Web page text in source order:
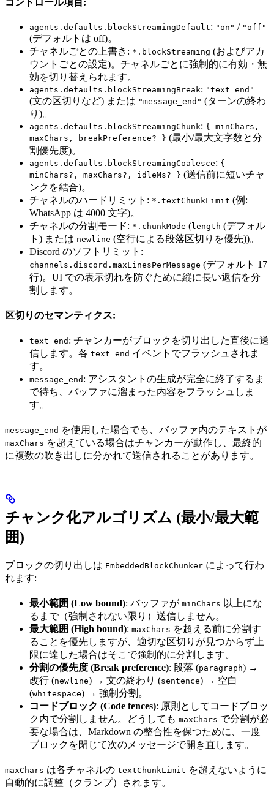
agents.defaults.blockStreamingDefault: "on" / "off"
(デフォルトは off)。
チャネルごとの上書き: *.blockStreaming (およびアカ
ウントごとの設定)。チャネルごとに強制的に有効・無
効を切り替えられます。
agents.defaults.blockStreamingBreak: "text_end"
(文の区切りなど) または "message_end" (ターンの終わ
り)。
agents.defaults.blockStreamingChunk: { minChars,
maxChars, breakPreference? } (最小/最大文字数と分
割優先度)。
agents.defaults.blockStreamingCoalesce: {
minChars?, maxChars?, idleMs? } (送信前に短いチャ
ンクを結合)。
チャネルのハードリミット: *.textChunkLimit (例:
WhatsApp は 4000 文字)。
チャネルの分割モード: *.chunkMode (length (デフォル
ト) または newline (空行による段落区切りを優先))。
Discord のソフトリミット:
channels.discord.maxLinesPerMessage (デフォルト 17
行)。UI での表示切れを防ぐために縦に長い返信を分
割します。
区切りのセマンティクス:
text_end : チャンカーがブロックを切り出した直後に送
信します。各 text_end イベントでフラッシュされま
す。
message_end : アシスタントの生成が完全に終了するま
で待ち、バッファに溜まった内容をフラッシュしま
す。
message_end を使用した場合でも、バッファ内のテキストが
maxChars を超えている場合はチャンカーが動作し、最終的
に複数の吹き出しに分かれて送信されることがあります。
チャンク化アルゴリズム (最小/最大範
囲)
ブロックの切り出しは EmbeddedBlockChunker によって行わ
れます:
最小範囲 (Low bound): バッファが minChars 以上にな
るまで（強制されない限り）送信しません。
最大範囲 (High bound): maxChars を超える前に分割す
ることを優先しますが、適切な区切りが見つからず上
限に達した場合はそこで強制的に分割します。
分割の優先度 (Break preference): 段落 (paragraph) →
改行 (newline) → 文の終わり (sentence) → 空白
(whitespace) → 強制分割。
コードブロック (Code fences): 原則としてコードブロッ
ク内で分割しません。どうしても maxChars で分割が必
要な場合は、Markdown の整合性を保つために、一度
ブロックを閉じて次のメッセージで開き直します。
maxChars は各チャネルの textChunkLimit を超えないように
自動的に調整（クランプ）されます。